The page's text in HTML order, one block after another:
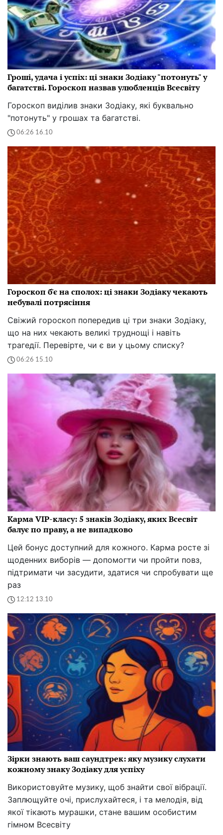
Гроші, удача і успіх: ці знаки Зодіаку "потонуть" у
багатстві. Гороскоп назвав улюбленців Всесвіту
Гороскоп виділив знаки Зодіаку, які буквально
"потонуть" у грошах та багатстві.
06:26 16.10
Гороскоп б'є на сполох: ці знаки Зодіаку чекають
небувалі потрясіння
Свіжий гороскоп попередив ці три знаки Зодіаку,
що на них чекають великі труднощі і навіть
трагедії. Перевірте, чи є ви у цьому списку?
06:26 15.10
Карма VIP-класу: 5 знаків Зодіаку, яких Всесвіт
балує по праву, а не випадково
Цей бонус доступний для кожного. Карма росте зі
щоденних виборів — допомогти чи пройти повз,
підтримати чи засудити, здатися чи спробувати ще
раз
12:12 13.10
Зірки знають ваш саундтрек: яку музику слухати
кожному знаку Зодіаку для успіху
Використовуйте музику, щоб знайти свої вібрації.
Заплющуйте очі, прислухайтеся, і та мелодія, від
якої тікають мурашки, стане вашим особистим
гімном Всесвіту